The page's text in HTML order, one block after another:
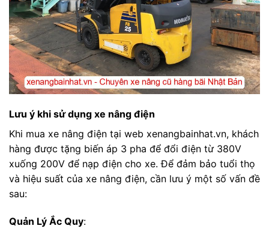
Lưu ý khi sử dụng xe nâng điện
Khi mua xe nâng điện tại web xenangbainhat.vn, khách
hàng được tặng biến áp 3 pha để đổi điện từ 380V
xuống 200V để nạp điện cho xe. Để đảm bảo tuổi thọ
và hiệu suất của xe nâng điện, cần lưu ý một số vấn đề
sau:
Quản Lý Ắc Quy: